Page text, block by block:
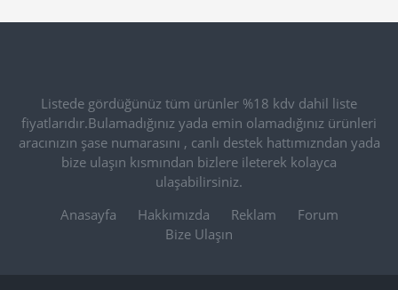
Listede gördüğünüz tüm ürünler %18 kdv dahil liste
fiyatlarıdır.Bulamadığınız yada emin olamadığınız ürünleri
aracınızın şase numarasını , canlı destek hattımızndan yada
bize ulaşın kısmından bizlere ileterek kolayca
ulaşabilirsiniz.
Anasayfa
Hakkımızda Reklam
Forum
Bize Ulaşın